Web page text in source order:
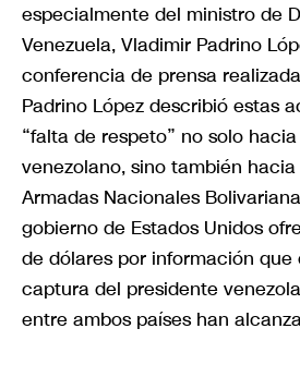
especialmente del ministro de
Venezuela, Vladimir Padrino
conferencia de prensa
Padrino López describió estas
“falta de respeto” no solo
venezolano, sino también hacia
Armadas Nacionales
gobierno de Estados Unidos
de dólares por información
captura del presidente
entre ambos países han